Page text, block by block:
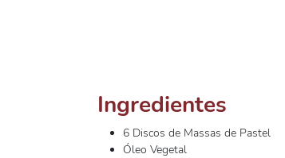
Ingredientes
6 Discos de Massas de Pastel
Óleo Vegetal